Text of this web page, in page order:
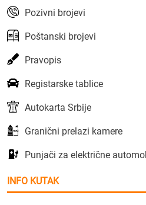
Pozivni brojevi
Poštanski brojevi
Pravopis
Registarske tablice
Autokarta Srbije
Granični prelazi kamere
Punjači za električne
INFO KUTAK